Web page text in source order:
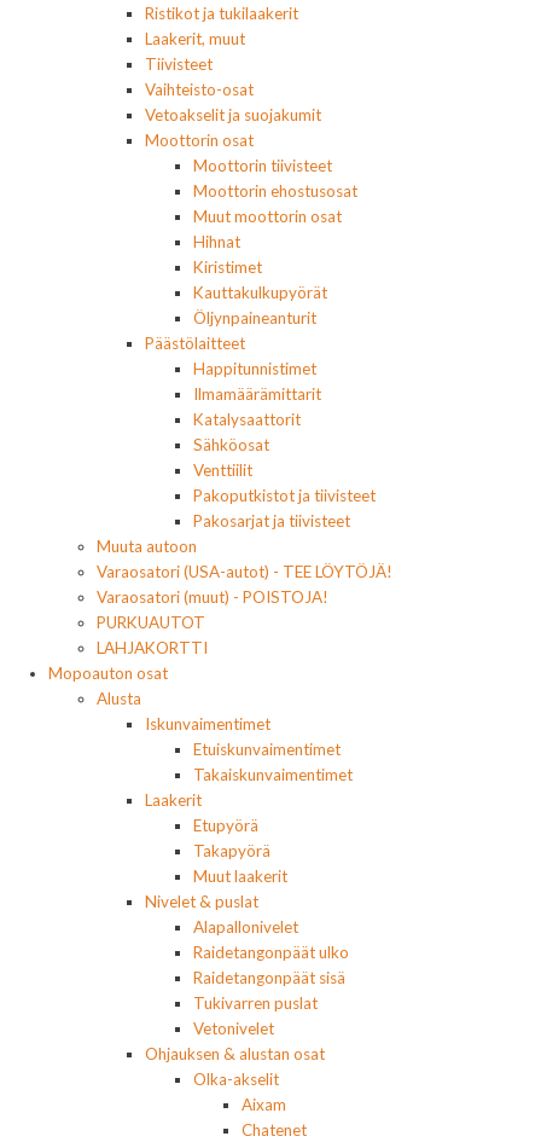
Ristikot ja tukilaakerit
Laakerit, muut
Tiivisteet
Vaihteisto-osat
Vetoakselit ja suojakumit
Moottorin osat
Moottorin tiivisteet
Moottorin ehostusosat
Muut moottorin osat
Hihnat
Kiristimet
Kauttakulkupyörät
Öljynpaineanturit
Päästölaitteet
Happitunnistimet
Ilmamäärämittarit
Katalysaattorit
Sähköosat
Venttiilit
Pakoputkistot ja tiivisteet
Pakosarjat ja tiivisteet
Muuta autoon
Varaosatori (USA-autot) - TEE LÖYTÖJÄ!
Varaosatori (muut) - POISTOJA!
PURKUAUTOT
LAHJAKORTTI
Mopoauton osat
Alusta
Iskunvaimentimet
Etuiskunvaimentimet
Takaiskunvaimentimet
Laakerit
Etupyörä
Takapyörä
Muut laakerit
Nivelet & puslat
Alapallonivelet
Raidetangonpäät ulko
Raidetangonpäät sisä
Tukivarren puslat
Vetonivelet
Ohjauksen & alustan osat
Olka-akselit
Aixam
Chatenet